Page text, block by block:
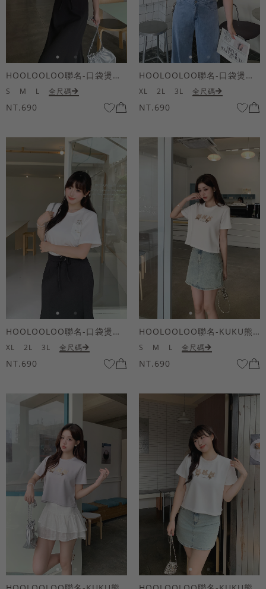
HOOLOOLOO聯名-口袋燙金KUKU熊短袖上衣
S M L 全尺碼
NT.690
HOOLOOLOO聯名-口袋燙金KUKU熊短袖上衣
XL 2L 3L 全尺碼
NT.690
HOOLOOLOO聯名-口袋燙金KUKU熊短袖上衣
XL 2L 3L 全尺碼
NT.690
HOOLOOLOO聯名-KUKU熊蝴蝶結短袖上衣
S M L 全尺碼
NT.690